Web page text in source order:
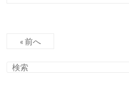
« 前へ